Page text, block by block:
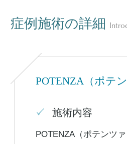
症例施術の詳細
POTENZA（ポテ
施術内容
POTENZA（ポテンツ